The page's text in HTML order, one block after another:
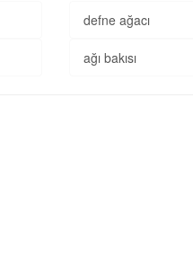
defne ağacı
ağı bakısı